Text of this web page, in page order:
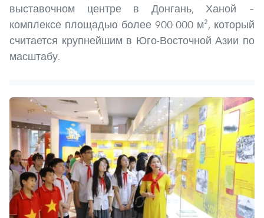
выставочном центре в Донгань, Ханой –
комплексе площадью более 900 000 м², который
считается крупнейшим в Юго-Восточной Азии по
масштабу.